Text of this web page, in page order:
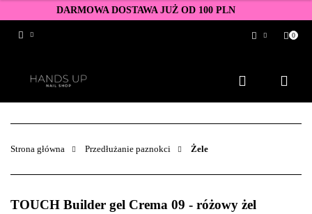
DARMOWA DOSTAWA JUŻ OD 100 PLN
Zarejestruj się
Dodaj zgłoszenie
Zgody cookies
0
Strona główna Przedłużanie paznokci Żele
TOUCH Builder gel Crema 09 - różowy żel